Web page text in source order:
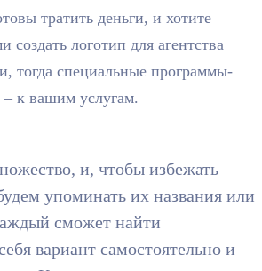
тратить деньги, и хотите
создать логотип для агентства
тогда специальные программы-
– к вашим услугам.
и, чтобы избежать
упоминать их названия или
сможет найти
вариант самостоятельно и